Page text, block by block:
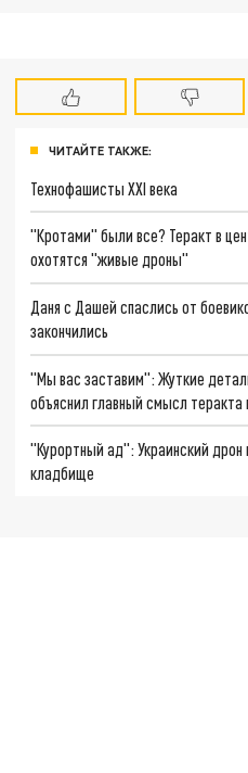
ЧИТАЙТЕ ТАКЖЕ:
Технофашисты XXI века
"Кротами" были все? Теракт в
охотятся "живые дроны"
Даня с Дашей спаслись от
закончились
"Мы вас заставим": Жуткие
объяснил главный смысл теракта
"Курортный ад": Украинский дрон
кладбище